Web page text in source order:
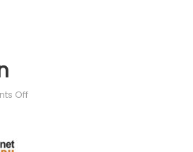
Offon